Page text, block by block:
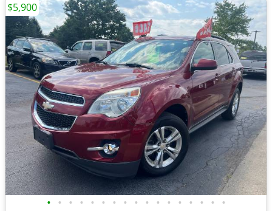
• • • • • • • • • • • • • • • • •
$5,900